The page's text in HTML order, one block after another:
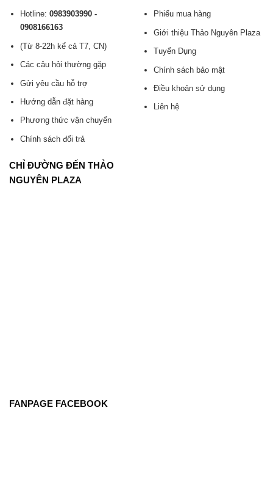
Hotline: 0983903990 -
0908166163
(Từ 8-22h kể cả T7, CN)
Các câu hỏi thường gặp
Gửi yêu cầu hỗ trợ
Hướng dẫn đặt hàng
Phương thức vận chuyển
Chính sách đổi trả
Phiếu mua hàng
Giới thiệu Thảo Nguyên Plaza
Tuyển Dụng
Chính sách bảo mật
Điều khoản sử dụng
Liên hệ
CHỈ ĐƯỜNG ĐẾN THẢO
NGUYÊN PLAZA
FANPAGE FACEBOOK